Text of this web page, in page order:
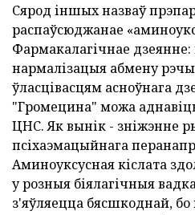
Сярод іншых назваў
распаўсюджанае
Фармакалагічнае дзеянне:
нармалізацыя абмену
ўласцівасцям асноўнага
"Громецина" можа
ЦНС. Як вынік - зніжэнне
псіхаэмацыйнага
Аминоуксусная кіслата
у розныя біялагічныя
з'яўляецца бясшкоднай,